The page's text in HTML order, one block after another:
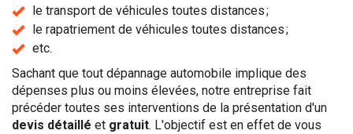
le transport de véhicules toutes distances ;
le rapatriement de véhicules toutes distances ;
etc.
Sachant que tout dépannage automobile implique des
dépenses plus ou moins élevées, notre entreprise fait
précéder toutes ses interventions de la présentation d'un
devis détaillé et gratuit. L'objectif est en effet de vous